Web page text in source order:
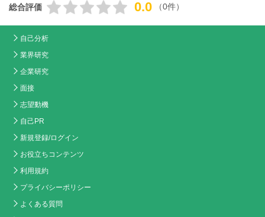
総合評価 0.0 （0件）
自己分析
業界研究
企業研究
面接
志望動機
自己PR
新規登録/ログイン
お役立ちコンテンツ
利用規約
プライバシーポリシー
よくある質問